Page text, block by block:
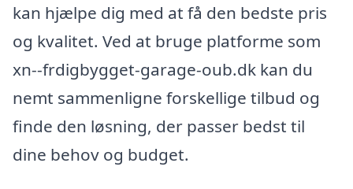
kan hjælpe dig med at få den bedste pris
og kvalitet. Ved at bruge platforme som
xn--frdigbygget-garage-oub.dk kan du
nemt sammenligne forskellige tilbud og
finde den løsning, der passer bedst til
dine behov og budget.